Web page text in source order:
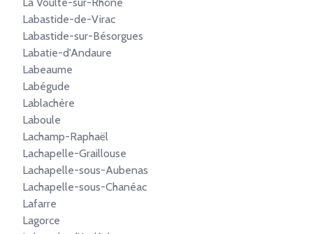
Labastide-de-Virac
Labastide-sur-Bésorgues
Labatie-d'Andaure
Labeaume
Labégude
Lablachère
Laboule
Lachamp-Raphaël
Lachapelle-Graillouse
Lachapelle-sous-Aubenas
Lachapelle-sous-Chanéac
Lafarre
Lagorce